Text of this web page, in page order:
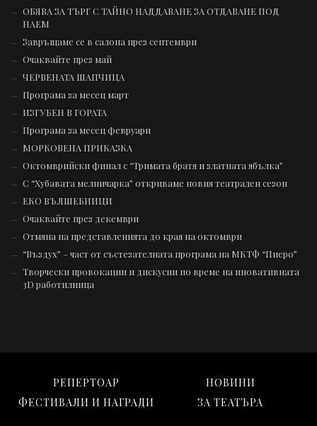
ОБЯВА ЗА ТЪРГ С ТАЙНО НАДДАВАНЕ ЗА ОТДАВАНЕ ПОД
НАЕМ
Завръщаме се в салона през септември
Очаквайте през май
ЧЕРВЕНАТА ШАПЧИЦА
Програма за месец март
ИЗГУБЕН В ГОРАТА
Програма за месец февруари
МОРКОВЕНА ПРИКАЗКА
Октомврийски финал с “Тримата братя и златната ябълка”
С “Хубавата мелничарка” откриваме новия театрален сезон
ЕКО ВЪЛШЕБНИЦИ
Очаквайте през декември
Отмяна на представленията до края на октомври
“Въздух” – част от състезателната програмa на МКТФ “Пиеро”
Творчески провокации и дискусии по време на иновативната
3D работилница
РЕПЕРТОАР
НОВИНИ
ФЕСТИВАЛИ И НАГРАДИ
ЗА ТЕАТЪРА